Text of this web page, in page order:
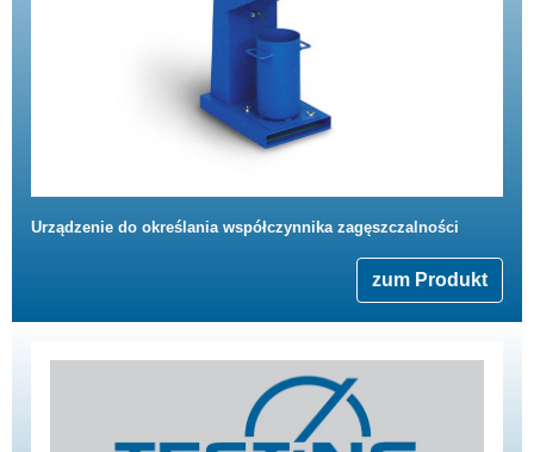
Urządzenie do określania współczynnika zagęszczalności
zum Produkt